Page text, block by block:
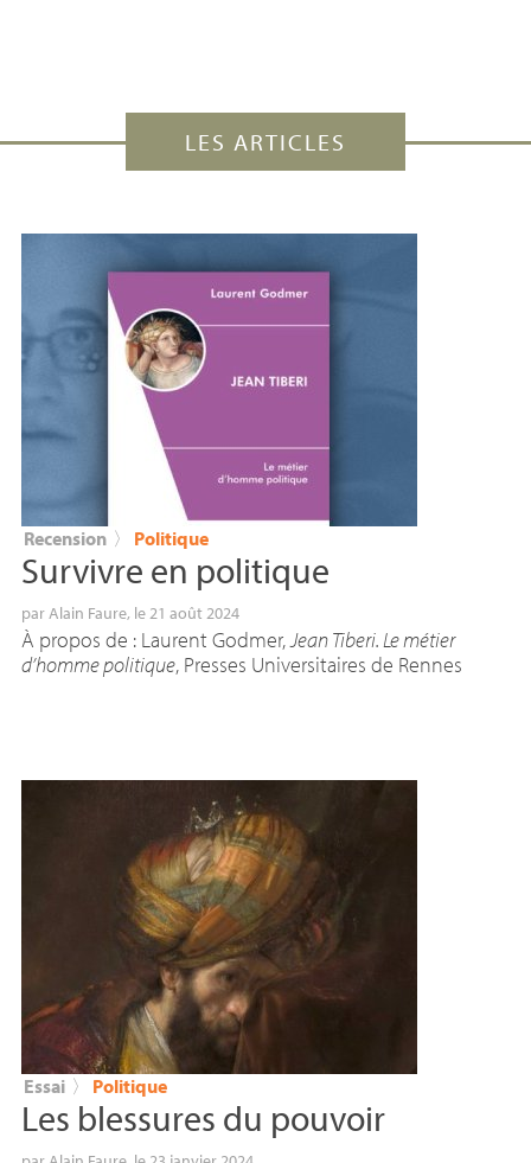
LES ARTICLES
Recension 〉 Politique
Survivre en politique
parAlain Faure, le 21 août 2024
À propos de : Laurent Godmer,Jean Tiberi. Le métier
d’homme politique, Presses Universitaires de Rennes
Essai 〉 Politique
Les blessures du pouvoir